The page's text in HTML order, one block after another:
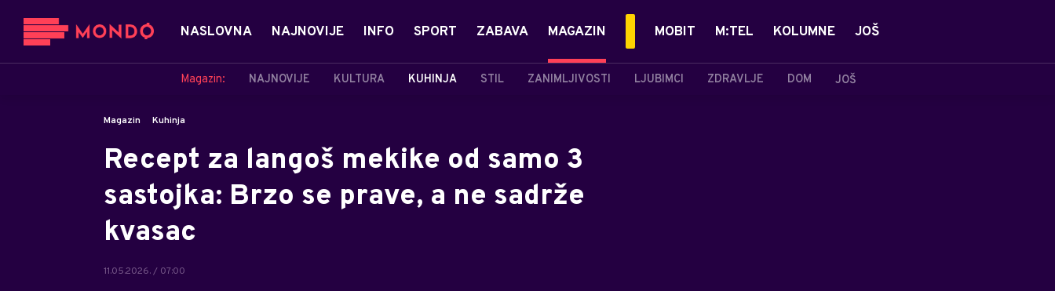
NASLOVNA NAJNOVIJE INFO SPORT ZABAVA MAGAZIN
Magazin: NAJNOVIJE KULTURA KUHINJA STIL ZANIMLJIVOSTI LJUBIMCI ZDRAVLJE DOM JOŠ
MOBIT M:TEL KOLUMNE JOŠ
Magazin Kuhinja
Recept za langoš mekike od samo 3
sastojka: Brzo se prave, a ne sadrže
kvasac
11.05.2026. / 07:00